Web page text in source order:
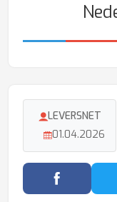
LEVERSNET
01.04.2026